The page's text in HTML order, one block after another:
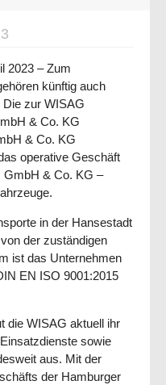
2023 – Zum
künftig auch
zur WISAG
& Co. KG
& Co. KG
operative Geschäft
GmbH & Co. KG –
in der Hansestadt
der zuständigen
ist das Unternehmen
EN ISO 9001:2015
die WISAG aktuell ihr
sowie
aus. Mit der
der Hamburger